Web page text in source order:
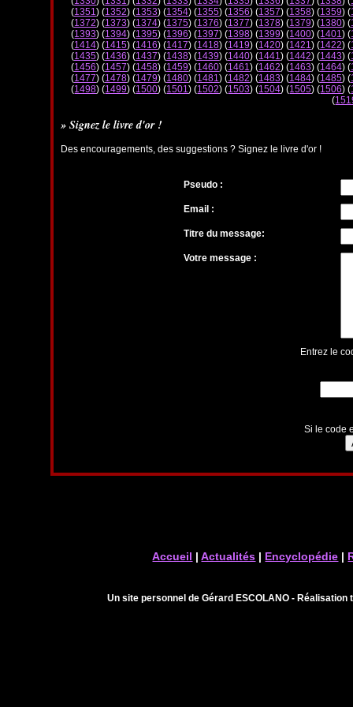
(1351) (1352) (1353) (1354) (1355) (1356) (1357) (1358) (1359) (
(1372) (1373) (1374) (1375) (1376) (1377) (1378) (1379) (1380) (
(1393) (1394) (1395) (1396) (1397) (1398) (1399) (1400) (1401) (
(1414) (1415) (1416) (1417) (1418) (1419) (1420) (1421) (1422) (
(1435) (1436) (1437) (1438) (1439) (1440) (1441) (1442) (1443) (
(1456) (1457) (1458) (1459) (1460) (1461) (1462) (1463) (1464) (
(1477) (1478) (1479) (1480) (1481) (1482) (1483) (1484) (1485) (
(1498) (1499) (1500) (1501) (1502) (1503) (1504) (1505) (1506) (
(
» Signez le livre d'or !
Des encouragements, des suggestions ? Signez le livre d'or !
Pseudo :
Email :
Titre du message:
Votre message :
Entrez le
Si le code
Accueil |Actualités | Encyclopédie |
Un site personnel de Gérard ESCOLANO -